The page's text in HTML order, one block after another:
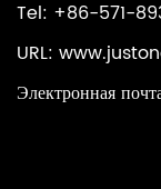
Tel: +86-571-
URL:
Электронная